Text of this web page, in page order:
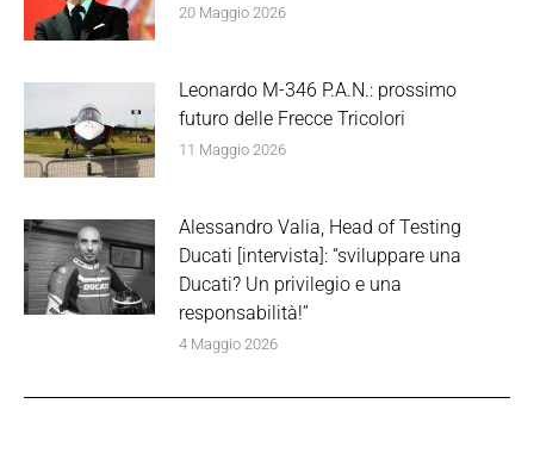
20 Maggio 2026
Leonardo M-346 P.A.N.: prossimo
futuro delle Frecce Tricolori
11 Maggio 2026
Alessandro Valia, Head of Testing
Ducati [intervista]: “sviluppare una
Ducati? Un privilegio e una
responsabilità!”
4 Maggio 2026